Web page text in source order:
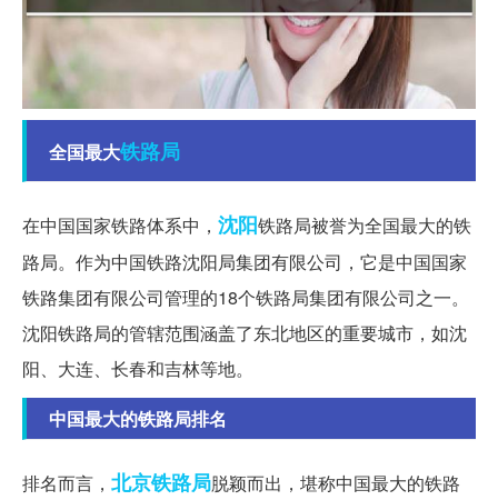
全国最大铁路局
在中国国家铁路体系中， 沈阳铁路局被誉为全国最大的铁
路局。作为中国铁路沈阳局集团有限公司，它是中国国家
铁路集团有限公司管理的18个铁路局集团有限公司之一。
沈阳铁路局的管辖范围涵盖了东北地区的重要城市，如沈
阳、大连、长春和吉林等地。
中国最大的铁路局排名
排名而言， 北京铁路局脱颖而出，堪称中国最大的铁路